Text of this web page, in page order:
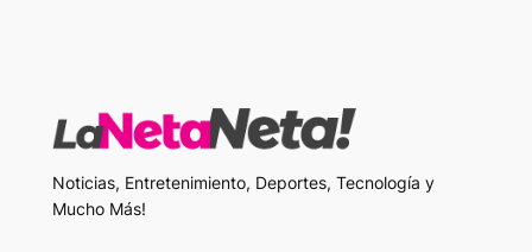
Noticias, Entretenimiento, Deportes, Tecnología y
Mucho Más!